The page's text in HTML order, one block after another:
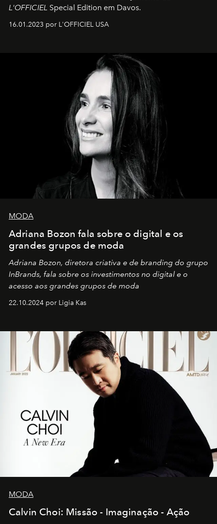
L'OFFICIEL Special Edition em Davos.
16.01.2023 por L'OFFICIEL USA
MODA
Adriana Bozon fala sobre o digital e os
grandes grupos de moda
Adriana Bozon, diretora criativa e de branding do grupo
InBrands, fala sobre os investimentos no digital e o
acesso aos grandes grupos de moda
22.10.2024 por Ligia Kas
MODA
Calvin Choi: Missão - Imaginação - Ação